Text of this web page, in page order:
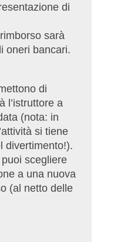
di
rimborso sarà
oneri bancari.
di
l’istruttore a
(nota: in
si tiene
divertimento!).
scegliere
a una nuova
(al netto delle